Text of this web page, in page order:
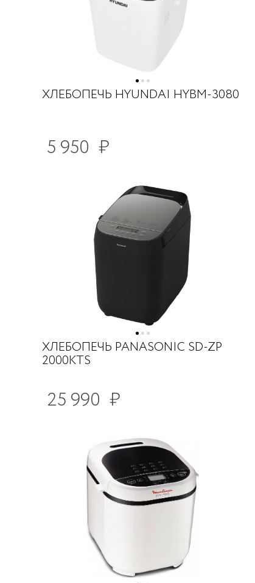
ХЛЕБОПЕЧЬ HYUNDAI HYBM-3080
5 950 ₽
ХЛЕБОПЕЧЬ PANASONIC SD-ZP
2000KTS
25 990 ₽